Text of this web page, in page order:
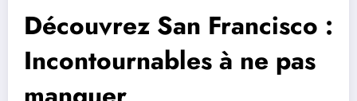
Découvrez San Francisco :
Incontournables à ne pas